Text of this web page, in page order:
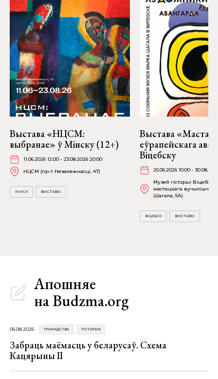
Выстава «НЦСМ:
выбранае» ў Мінску (12+)
11.06.2026 12:00 - 23.08.2026 20:00
НЦСМ (пр-т Незалежнасці, 47)
МІНСК ВЫСТАВЫ
Выстава «Мастакі
еўрапейскага
Віцебску
25.06.2026 10:00 -
Музей гісторыі
мастацкага вучылішча
Шагала, 5А)
ВІЦЕБСК ВЫСТАВЫ
Апошняе
на Budzma.org
06.08.2026 ГРАМАДСТВА ГІСТОРЫЯ
Забраць маёмасць у беларусаў. Схема
Кацярыны ІІ